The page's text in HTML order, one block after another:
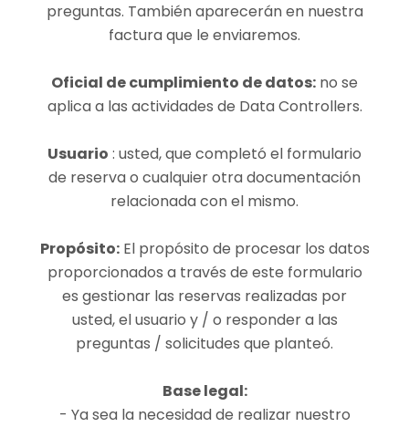
preguntas. También aparecerán en nuestra
factura que le enviaremos.
Oficial de cumplimiento de datos: no se
aplica a las actividades de Data Controllers.
Usuario : usted, que completó el formulario
de reserva o cualquier otra documentación
relacionada con el mismo.
Propósito:El propósito de procesar los datos
proporcionados a través de este formulario
es gestionar las reservas realizadas por
usted, el usuario y / o responder a las
preguntas / solicitudes que planteó.
Base legal:
- Ya sea la necesidad de realizar nuestro